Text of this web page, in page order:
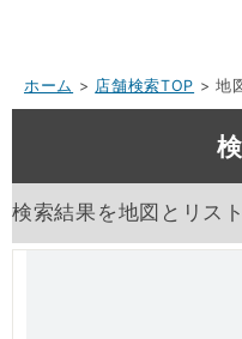
ホーム > 店舗検索TOP > 地
検索結果を地図とリス